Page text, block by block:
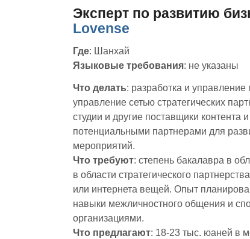
Эксперт по развитию
Lovense
Где: Шанхай
Языковые требования: не указаны
Что делать: разработка и управление
управление сетью стратегических
студии и другие поставщики
потенциальными партнерами для
мероприятий.
Что требуют: степень бакалавра в
в области стратегического
или интернета вещей. Опыт
навыки межличностного общения и
организациями.
Что предлагают: 18-23 тыс. юаней в